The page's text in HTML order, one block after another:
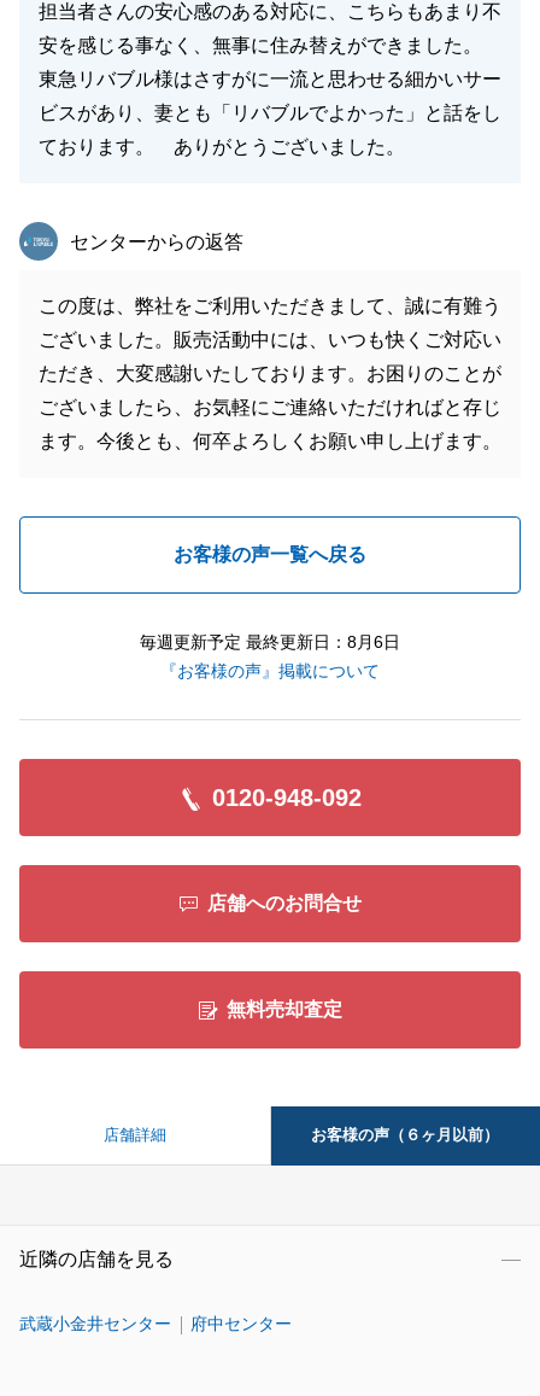
担当者さんの安心感のある対応に、こちらもあまり不
安を感じる事なく、無事に住み替えができました。
東急リバブル様はさすがに一流と思わせる細かいサー
ビスがあり、妻とも「リバブルでよかった」と話をし
ております。 ありがとうございました。
東急リバブル
センターからの返答
この度は、弊社をご利用いただきまして、誠に有難う
ございました。販売活動中には、いつも快くご対応い
ただき、大変感謝いたしております。お困りのことが
ございましたら、お気軽にご連絡いただければと存じ
ます。今後とも、何卒よろしくお願い申し上げます。
お客様の声一覧へ戻る
毎週更新予定 最終更新日：8月6日
『お客様の声』掲載について
0120-948-092
店舗へのお問合せ
無料売却査定
店舗詳細 お客様の声（６ヶ月以前）
近隣の店舗を見る
武蔵小金井センター 府中センター